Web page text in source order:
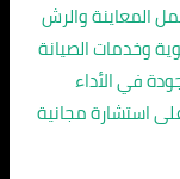
وتشمل المعاينة والرش
وخدمات الصيانة
في الأداء
استشارة مجانية